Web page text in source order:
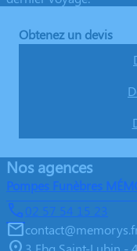
Obtenez un devis
Nos agences
Pompes Funèbres
02 57 54 15 23